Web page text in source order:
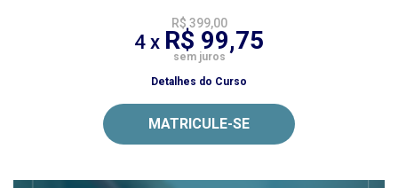
R$ 399,00
4 x R$ 99,75
sem juros
Detalhes do Curso
MATRICULE-SE